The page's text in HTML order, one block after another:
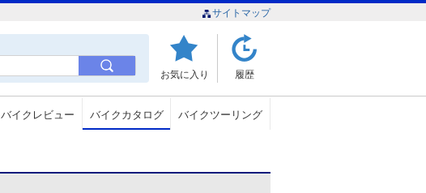
サイトマップ
お気に入り 履歴
バイクレビュー バイクカタログ バイクツーリング